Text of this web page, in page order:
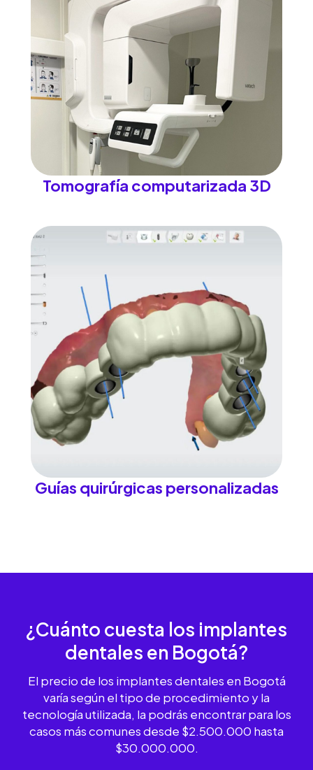
Tomografía computarizada 3D
Guías quirúrgicas personalizadas
¿Cuánto cuesta los implantes
dentales en Bogotá?
El precio de los implantes dentales en Bogotá
varía según el tipo de procedimiento y la
tecnología utilizada, la podrás encontrar para los
casos más comunes desde $2.500.000 hasta
$30.000.000.